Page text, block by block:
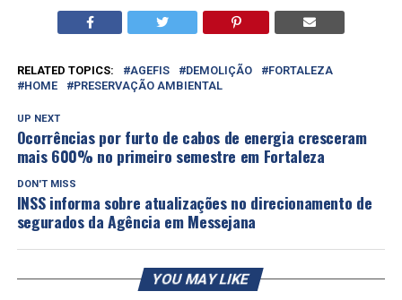
RELATED TOPICS: AGEFIS DEMOLIÇÃO
FORTALEZA
HOME
PRESERVAÇÃO AMBIENTAL
UP NEXT
Ocorrências por furto de cabos de energia cresceram
mais 600% no primeiro semestre em Fortaleza
DON'T MISS
INSS informa sobre atualizações no direcionamento de
segurados da Agência em Messejana
YOU MAY LIKE